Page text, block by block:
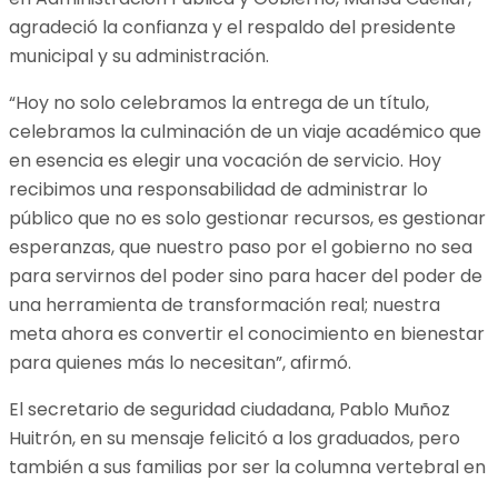
agradeció la confianza y el respaldo del presidente
municipal y su administración.
“Hoy no solo celebramos la entrega de un título,
celebramos la culminación de un viaje académico que
en esencia es elegir una vocación de servicio. Hoy
recibimos una responsabilidad de administrar lo
público que no es solo gestionar recursos, es gestionar
esperanzas, que nuestro paso por el gobierno no sea
para servirnos del poder sino para hacer del poder de
una herramienta de transformación real; nuestra
meta ahora es convertir el conocimiento en bienestar
para quienes más lo necesitan”, afirmó.
El secretario de seguridad ciudadana, Pablo Muñoz
Huitrón, en su mensaje felicitó a los graduados, pero
también a sus familias por ser la columna vertebral en